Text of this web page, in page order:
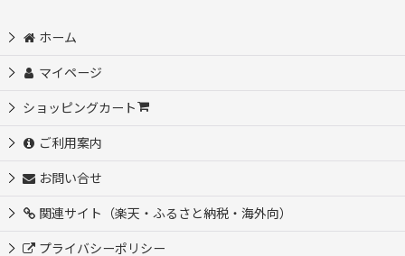
ホーム
マイページ
ショッピングカート
ご利用案内
お問い合せ
関連サイト（楽天・ふるさと納税・海外向）
プライバシーポリシー